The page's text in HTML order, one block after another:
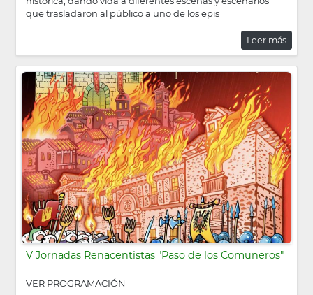
que trasladaron al público a uno de los epis
Leer más
V Jornadas Renacentistas "Paso de los Comuneros"
VER PROGRAMACIÓN